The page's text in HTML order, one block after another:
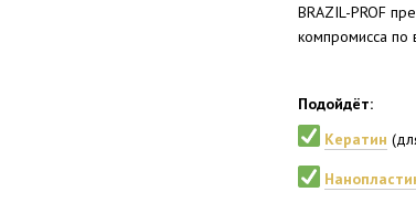
BRAZIL-PROF
компромисса по
Подойдёт:
Кератин